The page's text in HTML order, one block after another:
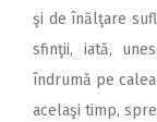
şi de înălţare
sfinţii, iată,
îndrumă pe
acelaşi timp,